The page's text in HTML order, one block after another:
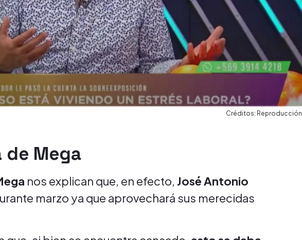
Créditos: Reproducción.
de Mega
nos explican que, en efecto, José Antonio
marzo ya que aprovechará sus merecidas